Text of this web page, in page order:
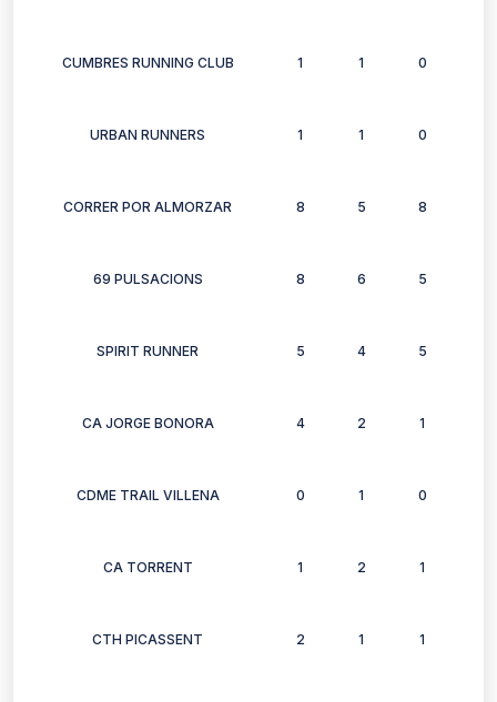
CUMBRES RUNNING CLUB 1 1 0
URBAN RUNNERS 1 1 0
CORRER POR ALMORZAR 8 5 8
69 PULSACIONS 8 6 5
SPIRIT RUNNER 5 4 5
CA JORGE BONORA 4 2 1
CDME TRAIL VILLENA 0 1 0
CA TORRENT 1 2 1
CTH PICASSENT 2 1 1